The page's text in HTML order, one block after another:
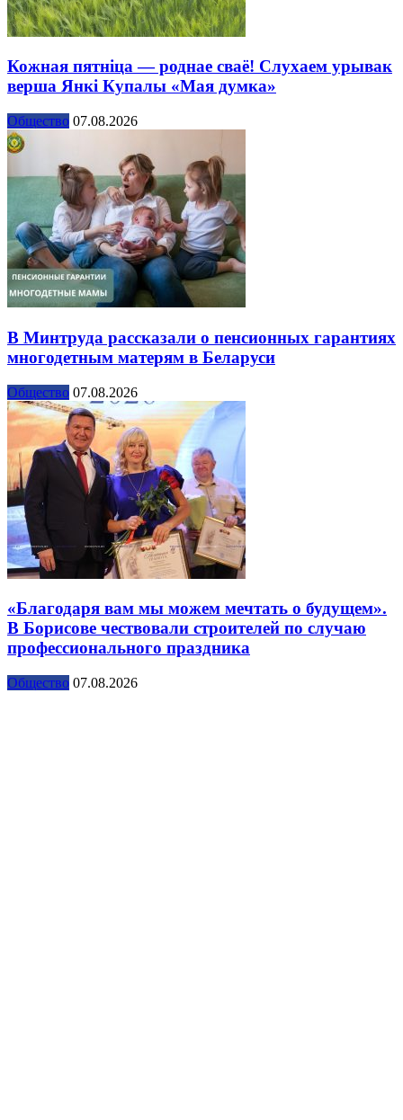
Кожная пятніца — роднае сваё! Слухаем урывак
верша Янкі Купалы «Мая думка»
Общество 07.08.2026
В Минтруда рассказали о пенсионных гарантиях
многодетным матерям в Беларуси
Общество 07.08.2026
«Благодаря вам мы можем мечтать о будущем».
В Борисове чествовали строителей по случаю
профессионального праздника
Общество 07.08.2026